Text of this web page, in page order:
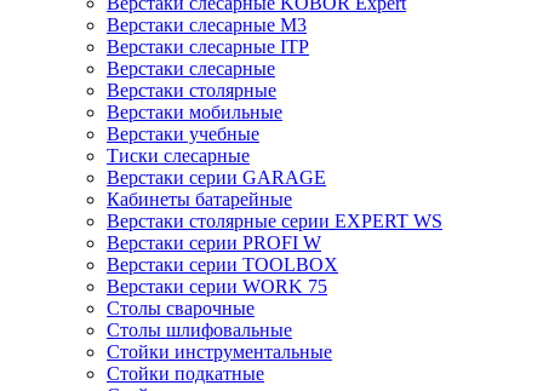
Верстаки слесарные М3
Верстаки слесарные ITP
Верстаки слесарные
Верстаки столярные
Верстаки мобильные
Верстаки учебные
Тиски слесарные
Верстаки серии GARAGE
Кабинеты батарейные
Верстаки столярные серии EXPERT WS
Верстаки серии PROFI W
Верстаки серии TOOLBOX
Верстаки серии WORK 75
Столы сварочные
Столы шлифовальные
Стойки инструментальные
Стойки подкатные